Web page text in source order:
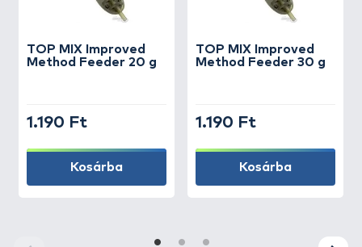
TOP MIX Improved
Method Feeder 20 g
1.190 Ft
Kosárba
TOP MIX Improved
Method Feeder 30 g
1.190 Ft
Kosárba